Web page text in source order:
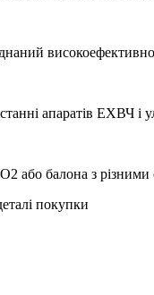
апаратів ЕХВЧ і
або балона з
покупки